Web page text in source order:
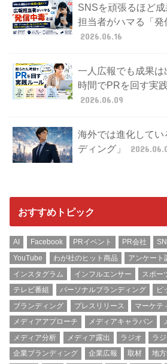
SNSを頑張るほど
担当者がハマる「発
2026.06.16
一人広報でも成果は
時間でPRを回す実
2026.06.09
海外では進化して
ディング」
おすすめトピック
AI Facebook PRイベント PR会社
YouTube
わが社のヒット商品 アンケート
インスタグラム
インフルエンサー スポー
テレビ番組
パーソナルブランディング
ピ
ブランディング
プレスリリース マーケテ
メディアアプローチ
メディアキャラバン
メディア分析
メディア露出 ラジオ ラ
企業ブランディング
企業広報 取材 地